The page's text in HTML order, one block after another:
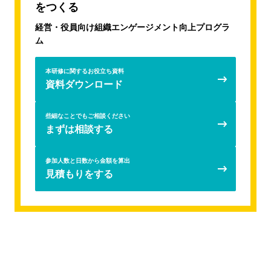
若手社員向けコミュニケーション研修
若手社員向けジョブクラフティング研修
新入社員向け配属前再マインドセットプログラム
ビジネスマインドシミュレーションAccela
新入社員フォローアップ研修
トランジションサポートモデルの新人フォローアップ（新
自らエンゲージメントを高めることができる若手社員を育
若手社員向け研修
AI時代のクリティカルシンキング研修
若手社員向けキャリア自律研修
をつくる
経営・役員向け組織エンゲージメント向上プログラ
ム
本研修に関するお役立ち資料
資料ダウンロード
些細なことでもご相談ください
まずは相談する
参加人数と日数から金額を算出
見積もりをする